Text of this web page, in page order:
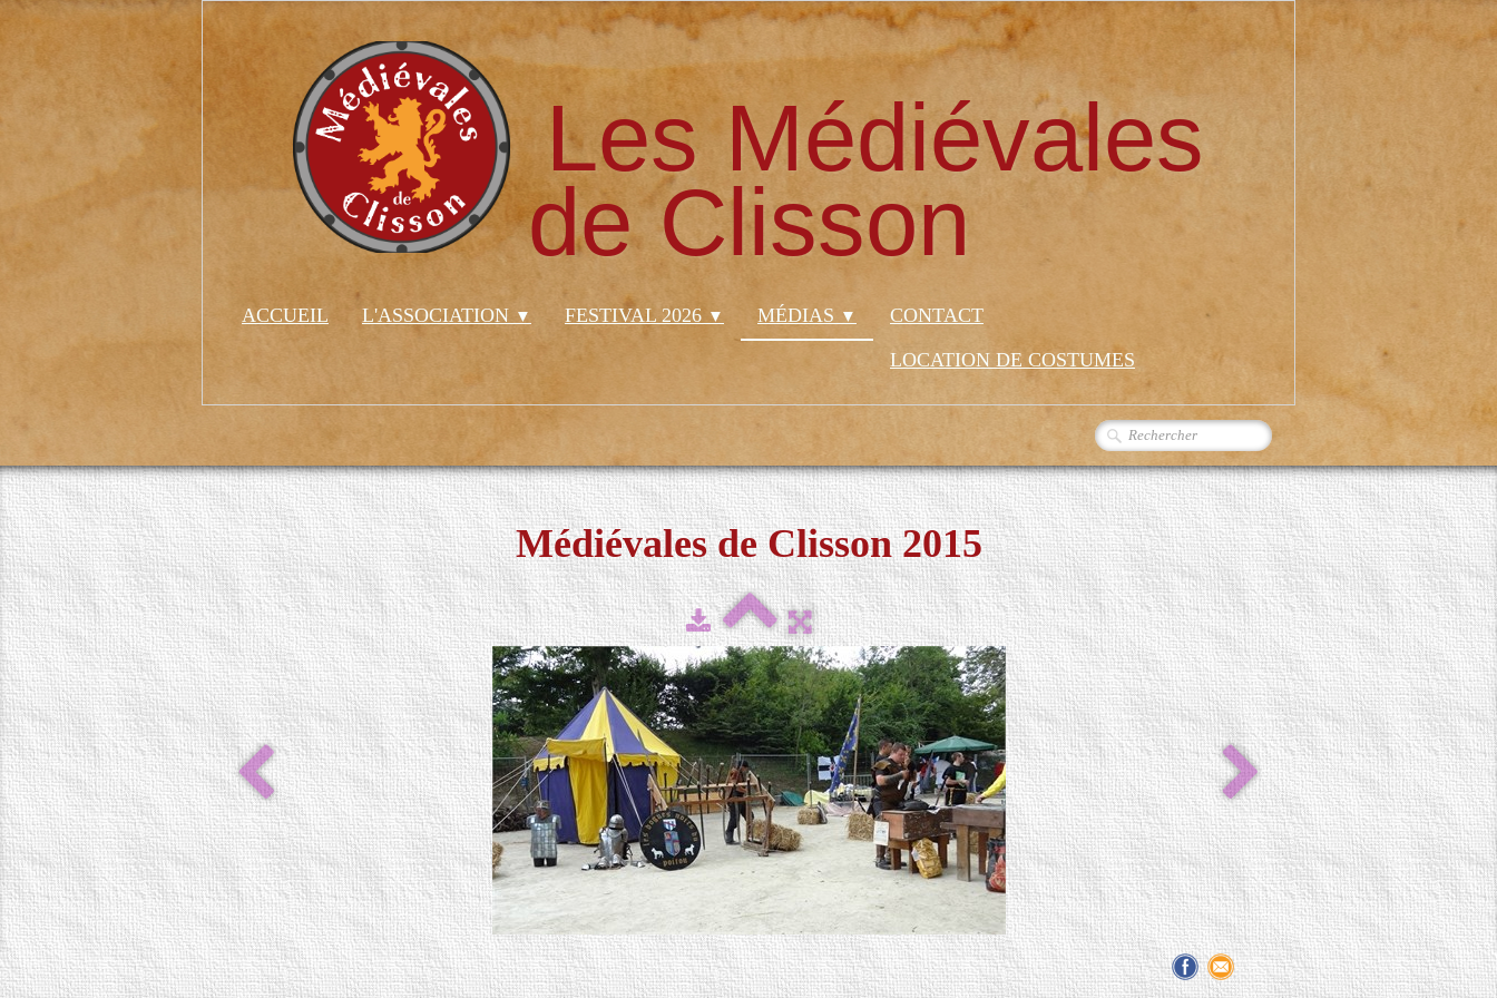
Les Médiévales
de Clisson
ACCUEIL L'ASSOCIATION ▼ FESTIVAL 2026 ▼ MÉDIAS ▼
CONTACT
LOCATION DE COSTUMES
Médiévales de Clisson 2015